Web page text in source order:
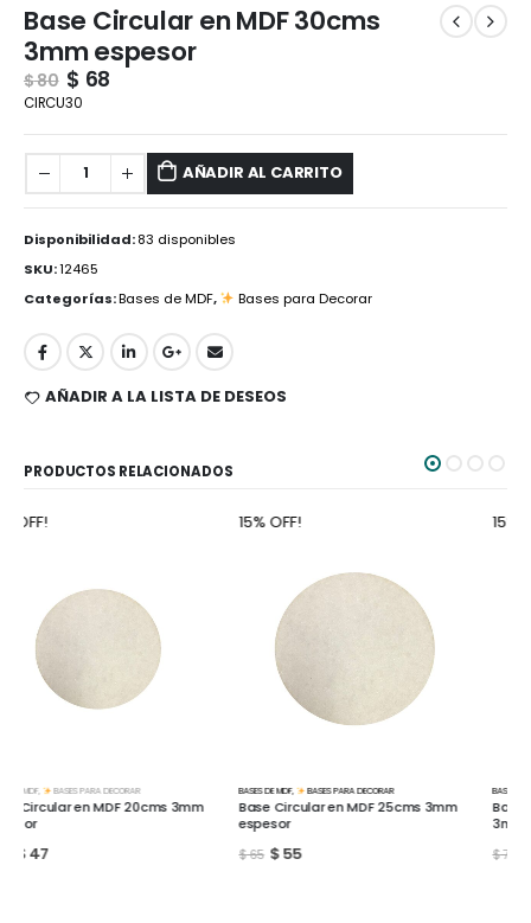
Base Circular en MDF 30cms
3mm espesor
$80 $ 68
CIRCU30
AÑADIR AL CARRITO
Disponibilidad:83 disponibles
SKU:12465
Categorías:Bases de MDF, Bases para Decorar
AÑADIR A LA LISTA DE DESEOS
PRODUCTOS RELACIONADOS
15% OFF!
BASES DE MDF, BASES PARA DECORAR
Base Circular en MDF 25cms 3mm
espesor
$65
15% OFF!
BASES DE MDF, BASES PARA DECORAR
Base Rectangular en MDF 20x30
3mm
$75